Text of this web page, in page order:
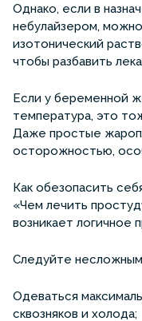
Однако, если в
небулайзером,
изотонический
чтобы разбавить
Если у беременной
температура, это
Даже простые
осторожностью,
Как обезопасить
«Чем лечить
возникает логичное
Следуйте несложным
Одеваться
сквозняков и холода;